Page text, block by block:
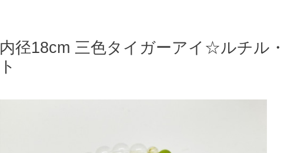
内径18cm 三色タイガーアイ☆ルチル
ト